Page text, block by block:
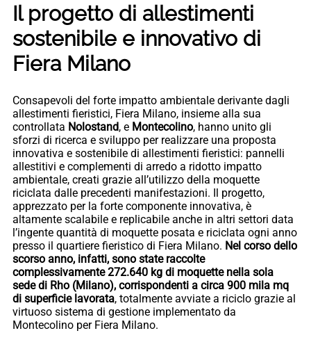
Il progetto di allestimenti
sostenibile e innovativo di
Fiera Milano
Consapevoli del forte impatto ambientale derivante dagli
allestimenti fieristici, Fiera Milano, insieme alla sua
controllata Nolostand, e Montecolino, hanno unito gli
sforzi di ricerca e sviluppo per realizzare una proposta
innovativa e sostenibile di allestimenti fieristici: pannelli
allestitivi e complementi di arredo a ridotto impatto
ambientale, creati grazie all’utilizzo della moquette
riciclata dalle precedenti manifestazioni. Il progetto,
apprezzato per la forte componente innovativa, è
altamente scalabile e replicabile anche in altri settori data
l’ingente quantità di moquette posata e riciclata ogni anno
presso il quartiere fieristico di Fiera Milano. Nel corso dello
scorso anno, infatti, sono state raccolte
complessivamente 272.640 kg di moquette nella sola
sede di Rho (Milano), corrispondenti a circa 900 mila mq
di superficie lavorata, totalmente avviate a riciclo grazie al
virtuoso sistema di gestione implementato da
Montecolino per Fiera Milano.